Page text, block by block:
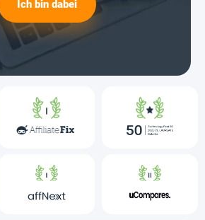
Ich bin dabei